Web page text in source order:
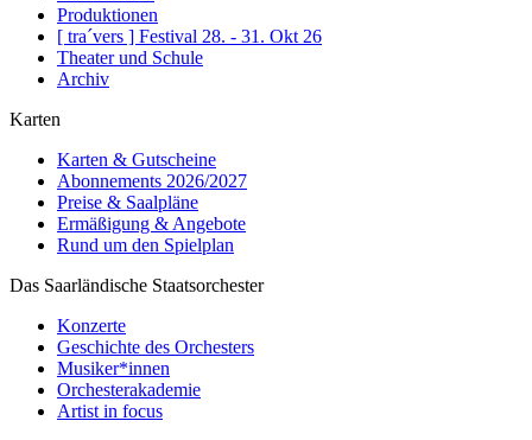
Produktionen
[ tra´vers ] Festival 28. - 31. Okt 26
Theater und Schule
Archiv
Karten
Karten & Gutscheine
Abonnements 2026/2027
Preise & Saalpläne
Ermäßigung & Angebote
Rund um den Spielplan
Das Saarländische Staatsorchester
Konzerte
Geschichte des Orchesters
Musiker*innen
Orchesterakademie
Artist in focus